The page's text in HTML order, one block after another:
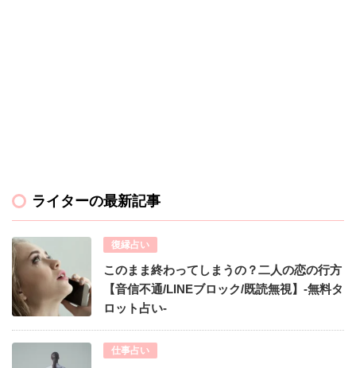
ライターの最新記事
復縁占い
このまま終わってしまうの？二人の恋の行方
【音信不通/LINEブロック/既読無視】-無料タ
ロット占い-
仕事占い